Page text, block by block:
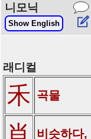
니모닉
Show English
래디컬
禾 곡물
肖 비슷하다,